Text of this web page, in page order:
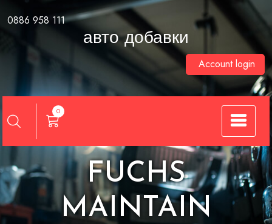
0886 958 111
авто добавки
Account login
0
FUCHS
MAINTAIN